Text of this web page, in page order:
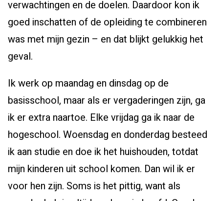
verwachtingen en de doelen. Daardoor kon ik
goed inschatten of de opleiding te combineren
was met mijn gezin – en dat blijkt gelukkig het
geval.
Ik werk op maandag en dinsdag op de
basisschool, maar als er vergaderingen zijn, ga
ik er extra naartoe. Elke vrijdag ga ik naar de
hogeschool. Woensdag en donderdag besteed
ik aan studie en doe ik het huishouden, totdat
mijn kinderen uit school komen. Dan wil ik er
voor hen zijn. Soms is het pittig, want als